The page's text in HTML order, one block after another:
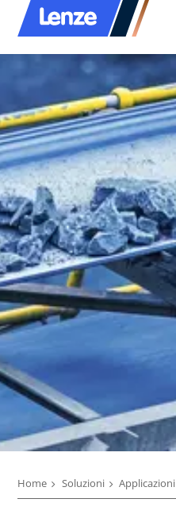
Home Soluzioni Applicazioni